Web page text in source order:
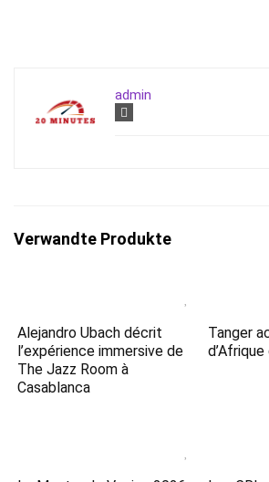
admin
Verwandte Produkte
Alejandro Ubach décrit
l’expérience immersive de
The Jazz Room à
Casablanca
Tanger